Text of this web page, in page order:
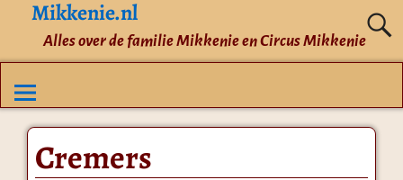
Mikkenie.nl
Alles over de familie Mikkenie en Circus Mikkenie
Cremers